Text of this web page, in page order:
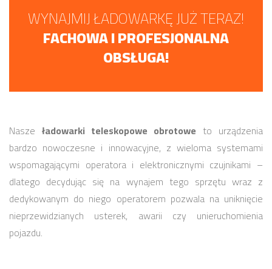
WYNAJMIJ ŁADOWARKĘ JUŻ TERAZ!
FACHOWA I PROFESJONALNA
OBSŁUGA!
Nasze ładowarki teleskopowe obrotowe to urządzenia
bardzo nowoczesne i innowacyjne, z wieloma systemami
wspomagającymi operatora i elektronicznymi czujnikami –
dlatego decydując się na wynajem tego sprzętu wraz z
dedykowanym do niego operatorem pozwala na uniknięcie
nieprzewidzianych usterek, awarii czy unieruchomienia
pojazdu.